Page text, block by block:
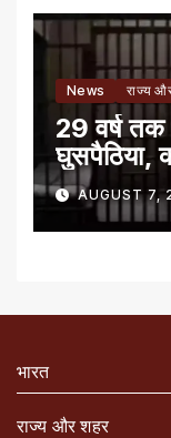
News राज्य
29 वर्ष तक
घुसपैठिया,
AUGUST 7,
भारत
राज्य और शहर